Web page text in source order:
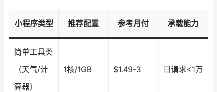
小程序类型 推荐配置 参考月付 承载能力
简单工具类
（天气/计
算器）
1核/1GB $1.49-3 日请求<1万